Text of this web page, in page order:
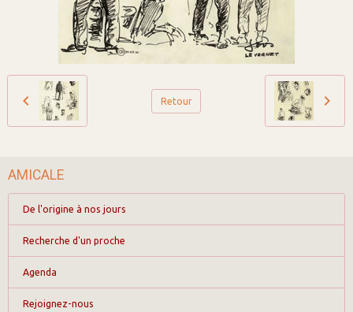
Retour
AMICALE
De l'origine à nos jours
Recherche d'un proche
Agenda
Rejoignez-nous